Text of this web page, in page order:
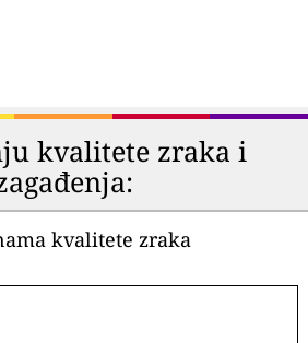
kvalitete zraka i
kvalitete zraka